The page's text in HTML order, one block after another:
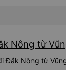
Nông từ
Đắk Nông từ